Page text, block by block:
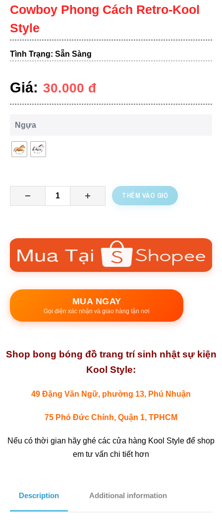
Cowboy Phong Cách Retro-Kool
Style
Tình Trạng: Sẵn Sàng
Giá: 30.000 đ
Ngựa
THÊM VÀO GIỎ
MUA NGAY
Gọi điện xác nhận và giao hàng tận nơi
Shop bong bóng đồ trang trí sinh nhật sự kiện
Kool Style:
49 Đặng Văn Ngữ, phường 13, Phú Nhuận
75 Phó Đức Chính, Quận 1, TPHCM
Nếu có thời gian hãy ghé các cửa hàng Kool Style để shop
em tư vấn chi tiết hơn
Description Additional information